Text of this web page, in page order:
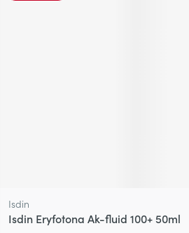
Isdin
Isdin Eryfotona Ak-fluid 100+ 50ml